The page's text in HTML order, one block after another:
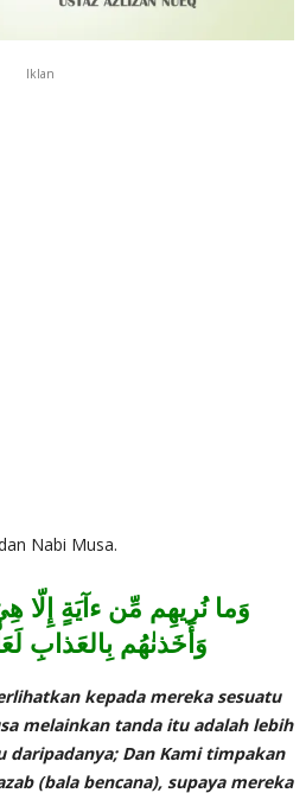
Iklan
Nabi Musa.
وَأَخَذنٰهُم بِالعَذابِ
kepada mereka sesuatu
melainkan tanda itu adalah lebih
daripadanya; Dan Kami timpakan
(bala bencana), supaya mereka